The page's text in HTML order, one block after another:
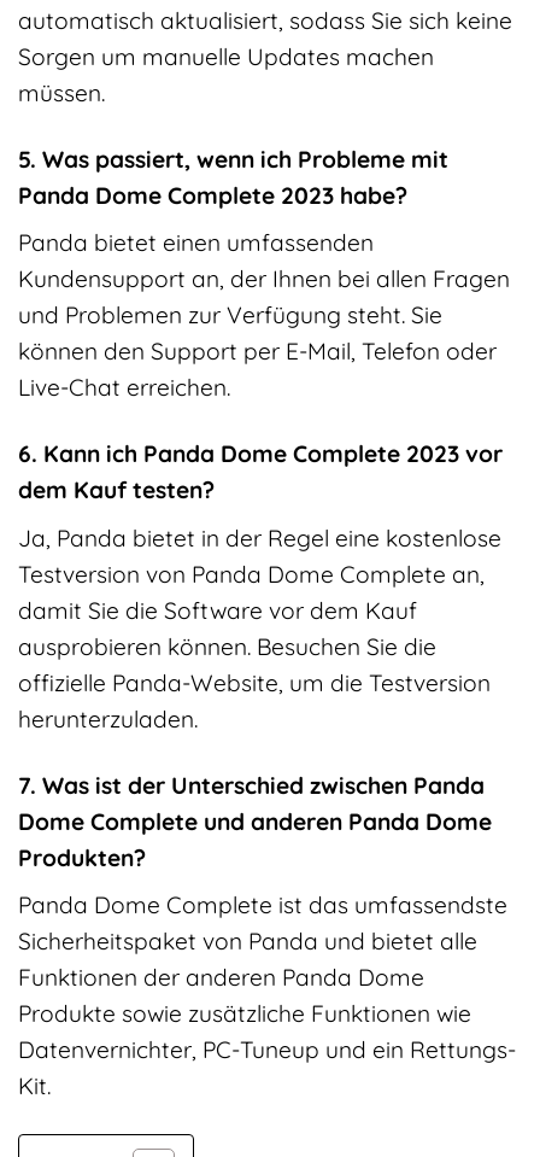
automatisch aktualisiert, sodass Sie sich keine
Sorgen um manuelle Updates machen
müssen.
5. Was passiert, wenn ich Probleme mit
Panda Dome Complete 2023 habe?
Panda bietet einen umfassenden
Kundensupport an, der Ihnen bei allen Fragen
und Problemen zur Verfügung steht. Sie
können den Support per E-Mail, Telefon oder
Live-Chat erreichen.
6. Kann ich Panda Dome Complete 2023 vor
dem Kauf testen?
Ja, Panda bietet in der Regel eine kostenlose
Testversion von Panda Dome Complete an,
damit Sie die Software vor dem Kauf
ausprobieren können. Besuchen Sie die
offizielle Panda-Website, um die Testversion
herunterzuladen.
7. Was ist der Unterschied zwischen Panda
Dome Complete und anderen Panda Dome
Produkten?
Panda Dome Complete ist das umfassendste
Sicherheitspaket von Panda und bietet alle
Funktionen der anderen Panda Dome
Produkte sowie zusätzliche Funktionen wie
Datenvernichter, PC-Tuneup und ein Rettungs-
Kit.